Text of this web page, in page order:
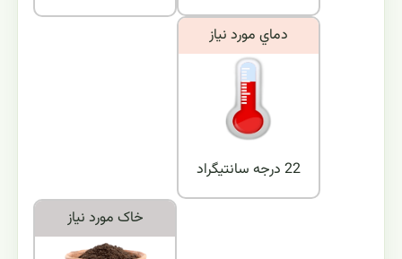
دماي مورد نياز
22 درجه سانتیگراد
خاک مورد نياز